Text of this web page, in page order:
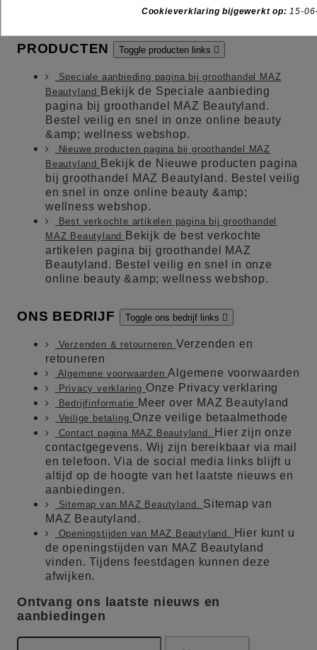
PRODUCTEN Toggle producten links 
Speciale aanbieding pagina bij groothandel MAZ
Beautyland
Bekijk de Speciale aanbieding
pagina bij groothandel MAZ Beautyland.
Bestel veilig en snel in onze online beauty
&amp; wellness webshop.
Nieuwe producten pagina bij groothandel MAZ
Beautyland
Bekijk de Nieuwe producten pagina
bij groothandel MAZ Beautyland. Bestel veilig
en snel in onze online beauty &amp;
wellness webshop.
Best verkochte artikelen pagina bij groothandel
MAZ Beautyland
Bekijk de best verkochte
artikelen pagina bij groothandel MAZ
Beautyland. Bestel veilig en snel in onze
online beauty &amp; wellness webshop.
ONS BEDRIJF Toggle ons bedrijf links 
Verzenden & retourneren Verzenden en
retouneren
Algemene voorwaardenAlgemene voorwaarden
Privacy verklaring Onze Privacy verklaring
Bedrijfinformatie Meer over MAZ Beautyland
Veilige betaling Onze veilige betaalmethode
Contact pagina MAZ Beautyland.
Hier zijn onze
contactgegevens. Wij zijn bereikbaar via mail
en telefoon. Via de social media links blijft u
altijd op de hoogte van het laatste nieuws en
aanbiedingen.
Sitemap van MAZ Beautyland. Sitemap van
MAZ Beautyland.
Openingstijden van MAZ Beautyland.
Hier kunt u
de openingstijden van MAZ Beautyland
vinden. Tijdens feestdagen kunnen deze
afwijken.
Ontvang ons laatste nieuws en
aanbiedingen
Cookieverklaring bijgewerkt op: 15-